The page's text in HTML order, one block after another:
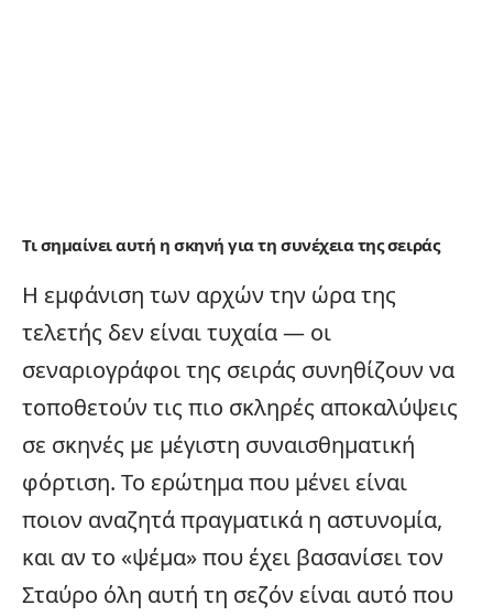
Τι σημαίνει αυτή η σκηνή για τη συνέχεια της σειράς
Η εμφάνιση των αρχών την ώρα της
τελετής δεν είναι τυχαία — οι
σεναριογράφοι της σειράς συνηθίζουν να
τοποθετούν τις πιο σκληρές αποκαλύψεις
σε σκηνές με μέγιστη συναισθηματική
φόρτιση. Το ερώτημα που μένει είναι
ποιον αναζητά πραγματικά η αστυνομία,
και αν το «ψέμα» που έχει βασανίσει τον
Σταύρο όλη αυτή τη σεζόν είναι αυτό που